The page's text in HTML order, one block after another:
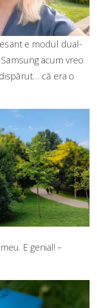
e modul dual-
acum vreo
că era o
E genial! –